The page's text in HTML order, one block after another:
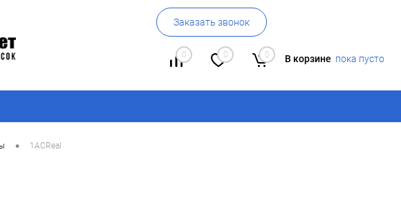
Заказать звонок
0 0 0 В корзине пока пусто
• 1ACReal